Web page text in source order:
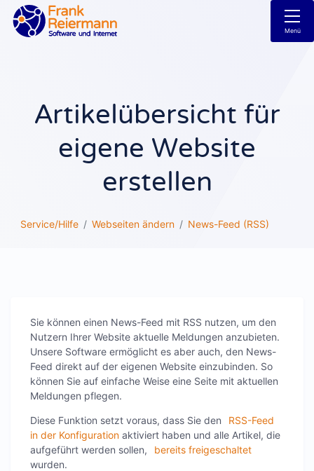
Menü
Artikelübersicht für
eigene Website
erstellen
Service/Hilfe Webseiten ändern News-Feed (RSS)
Sie können einen News-Feed mit RSS nutzen, um den
Nutzern Ihrer Website aktuelle Meldungen anzubieten.
Unsere Software ermöglicht es aber auch, den News-
Feed direkt auf der eigenen Website einzubinden. So
können Sie auf einfache Weise eine Seite mit aktuellen
Meldungen pflegen.
Diese Funktion setzt voraus, dass Sie den
RSS-Feed
in der Konfiguration aktiviert haben und alle Artikel, die
aufgeführt werden sollen,
bereits freigeschaltet
wurden.